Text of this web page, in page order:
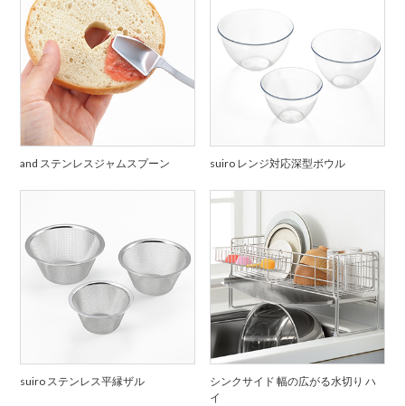
and ステンレスジャムスプーン suiro レンジ対応深型ボウル
suiro ステンレス平縁ザル
シンクサイド 幅の広がる水切り ハ
イ